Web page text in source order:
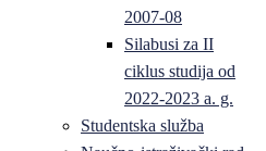
2007-08
Silabusi za II
ciklus studija od
2022-2023 a. g.
Studentska služba